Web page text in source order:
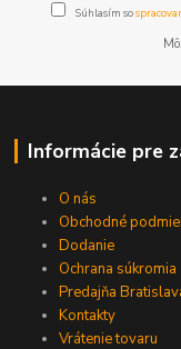
Súhlasím so
Informácie pre
O nás
Obchodné
Dodanie
Ochrana súkromia
Predajňa
Kontakty
Vrátenie tovaru